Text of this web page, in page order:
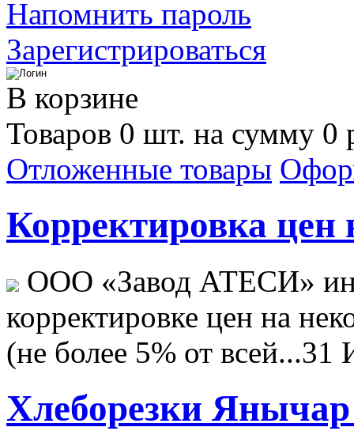
Напомнить пароль
Зарегистрироваться
В корзине
Товаров 0 шт. на сумму 0
Отложенные товары
Корректировка цен
ООО «Завод АТЕСИ»
корректировке цен на
(не более 5% от всей...31
Хлеборезки Янычар